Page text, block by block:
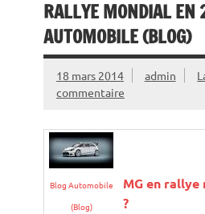
RALLYE MONDIAL EN
AUTOMOBILE (BLOG)
18 mars 2014 admin
commentaire
Blog Automobile
(Blog)
MG en rallye
?